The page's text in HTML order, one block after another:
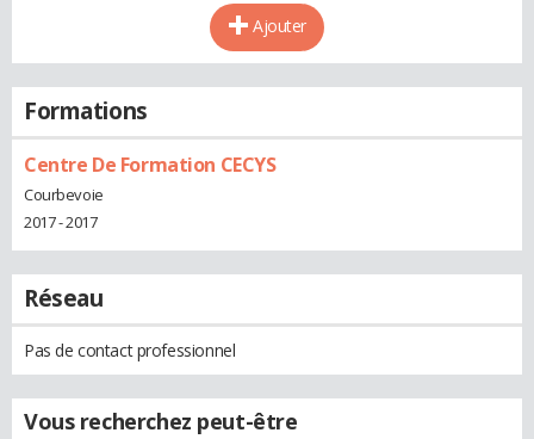
Ajouter
Formations
Centre De Formation CECYS
Courbevoie
2017 - 2017
Réseau
Pas de contact professionnel
Vous recherchez peut-être